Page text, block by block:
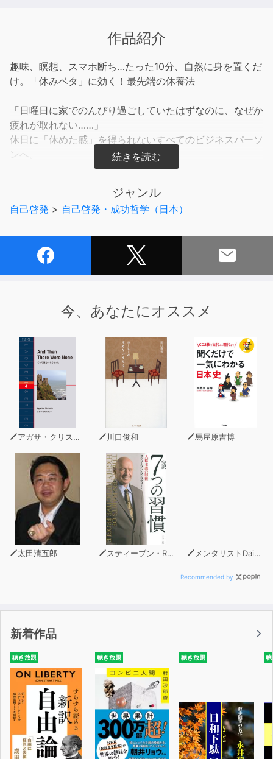
作品紹介
趣味、瞑想、スマホ断ち…たった10分、自然に身を置くだ
け。「休みベタ」に効く！最先端の休養法
「日曜日に家でのんびり過ごしていたはずなのに、なぜか
疲れが取れない……」
休日に「休めた感」を得られないすべてのビジネスパーソ
ンへ。
アメリカ在住35年、カリフォルニア州立大学院で心理学
暮らす著者が明かす「最先端の休養法」。
本書では、グーグルをはじめ名だたる世界企業のテックワ
自然に身を置くだけで成果を出せるようになる休み方を詳
第1章 究極の問い 「イキガイ」を持って働けているか？
第2章 新事実！ ビジネスエリートが休日にやっているこ
第3章 いますぐできる！ 忙しいビジネスパーソンのため
の「デジタルデトックス」
第4章 「直感力」を磨け！ 瞑想、マインドフルネスを日
常に取り入れる
「自然での過ごし方」
終章 月曜日が待ち遠しい！ 自然にかえりパワーみな
ぎる「小さな習慣52」
ジャンル
自己啓発 > 自己啓発・成功哲学（日本）
今、あなたにオススメ
アガサ・クリスティー 川口俊和 馬屋原吉博
太田清五郎 スティーブン・R・コヴィー メンタリストDaiGo
Recommended by
新着作品
聴き放題 聴き放題 聴き放題 聴